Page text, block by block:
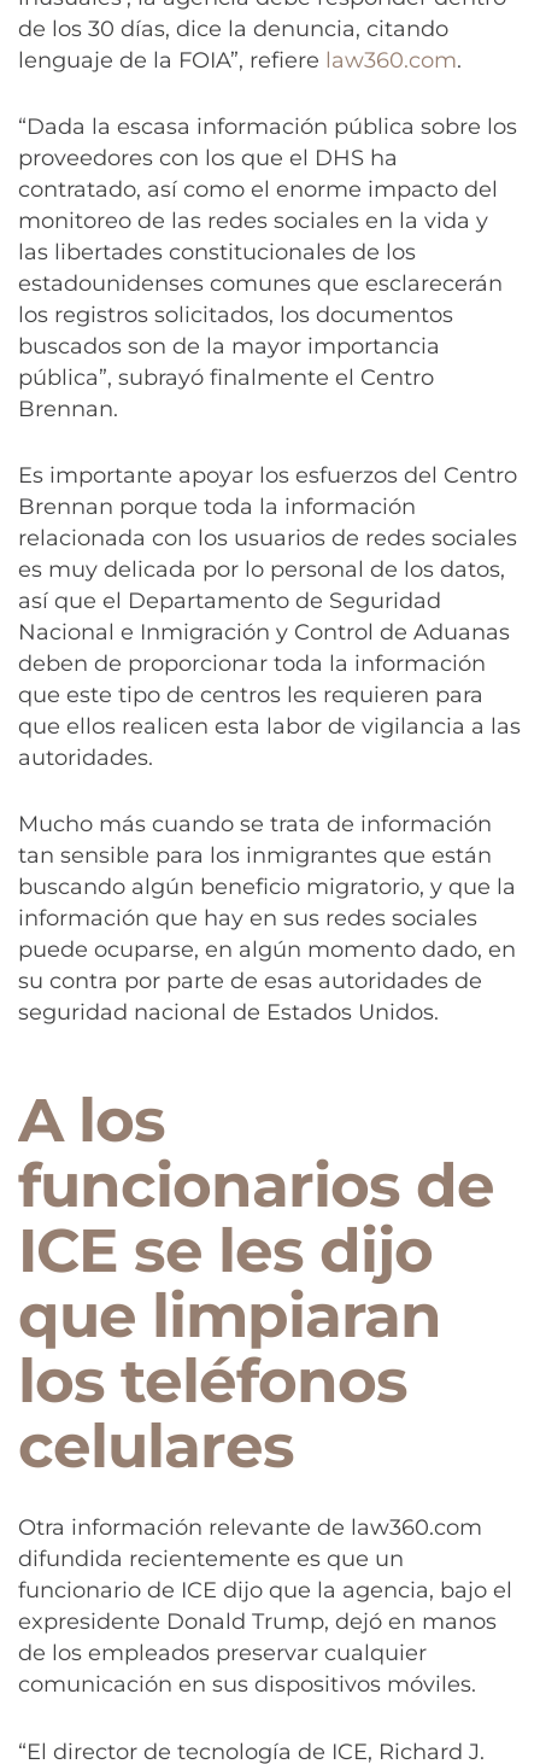
de los 30 días, dice la denuncia, citando
lenguaje de la FOIA”, refiere law360.com.
“Dada la escasa información pública sobre los
proveedores con los que el DHS ha
contratado, así como el enorme impacto del
monitoreo de las redes sociales en la vida y
las libertades constitucionales de los
estadounidenses comunes que esclarecerán
los registros solicitados, los documentos
buscados son de la mayor importancia
pública”, subrayó finalmente el Centro
Brennan.
Es importante apoyar los esfuerzos del Centro
Brennan porque toda la información
relacionada con los usuarios de redes sociales
es muy delicada por lo personal de los datos,
así que el Departamento de Seguridad
Nacional e Inmigración y Control de Aduanas
deben de proporcionar toda la información
que este tipo de centros les requieren para
que ellos realicen esta labor de vigilancia a las
autoridades.
Mucho más cuando se trata de información
tan sensible para los inmigrantes que están
buscando algún beneficio migratorio, y que la
información que hay en sus redes sociales
puede ocuparse, en algún momento dado, en
su contra por parte de esas autoridades de
seguridad nacional de Estados Unidos.
A los
funcionarios de
ICE se les dijo
que limpiaran
los teléfonos
celulares
Otra información relevante de law360.com
difundida recientemente es que un
funcionario de ICE dijo que la agencia, bajo el
expresidente Donald Trump, dejó en manos
de los empleados preservar cualquier
comunicación en sus dispositivos móviles.
“El director de tecnología de ICE, Richard J.